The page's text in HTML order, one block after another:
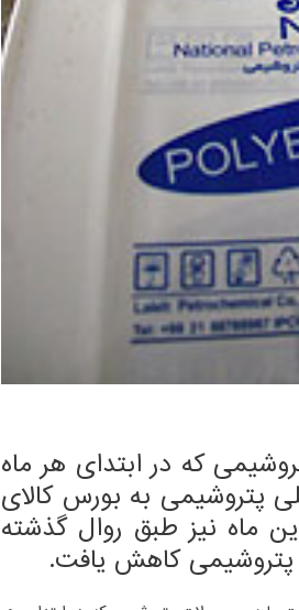
که در ابتدای هر ماه
پتروشیمی به بورس کالای
ماه نیز طبق روال گذشته
پتروشیمی کاهش یافت.